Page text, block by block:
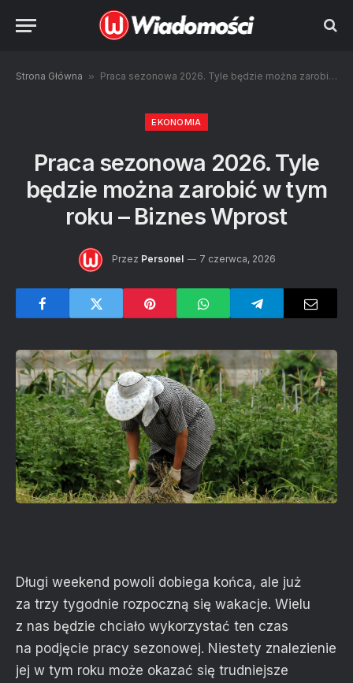
Strona Główna » Praca sezonowa 2026. Tyle będzie można zarobić w tym roku – Biznes Wprost
EKONOMIA
Praca sezonowa 2026. Tyle
będzie można zarobić w tym
roku – Biznes Wprost
Przez Personel 7 czerwca, 2026
Długi weekend powoli dobiega końca, ale już
za trzy tygodnie rozpoczną się wakacje. Wielu
z nas będzie chciało wykorzystać ten czas
na podjęcie pracy sezonowej. Niestety znalezienie
jej w tym roku może okazać się trudniejsze